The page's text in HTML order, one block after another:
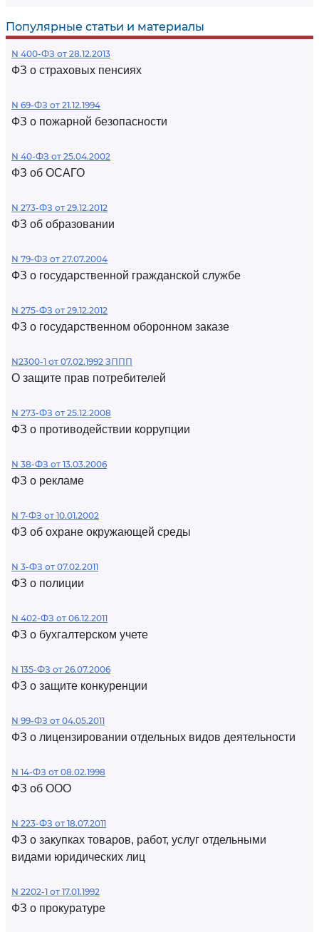
Популярные статьи и материалы
N 400-ФЗ от 28.12.2013
ФЗ о страховых пенсиях
N 69-ФЗ от 21.12.1994
ФЗ о пожарной безопасности
N 40-ФЗ от 25.04.2002
ФЗ об ОСАГО
N 273-ФЗ от 29.12.2012
ФЗ об образовании
N 79-ФЗ от 27.07.2004
ФЗ о государственной гражданской службе
N 275-ФЗ от 29.12.2012
ФЗ о государственном оборонном заказе
N2300-1 от 07.02.1992 ЗППП
О защите прав потребителей
N 273-ФЗ от 25.12.2008
ФЗ о противодействии коррупции
N 38-ФЗ от 13.03.2006
ФЗ о рекламе
N 7-ФЗ от 10.01.2002
ФЗ об охране окружающей среды
N 3-ФЗ от 07.02.2011
ФЗ о полиции
N 402-ФЗ от 06.12.2011
ФЗ о бухгалтерском учете
N 135-ФЗ от 26.07.2006
ФЗ о защите конкуренции
N 99-ФЗ от 04.05.2011
ФЗ о лицензировании отдельных видов деятельности
N 14-ФЗ от 08.02.1998
ФЗ об ООО
N 223-ФЗ от 18.07.2011
ФЗ о закупках товаров, работ, услуг отдельными
видами юридических лиц
N 2202-1 от 17.01.1992
ФЗ о прокуратуре